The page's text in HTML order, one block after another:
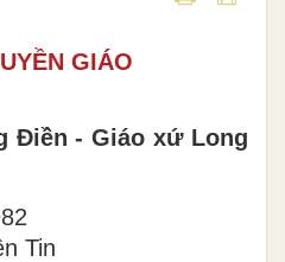
GIÁO
Điền - Giáo xứ Long
Tin